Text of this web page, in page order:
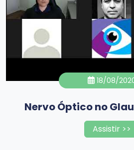
18/08/
Nervo Óptico no
Assistir >>